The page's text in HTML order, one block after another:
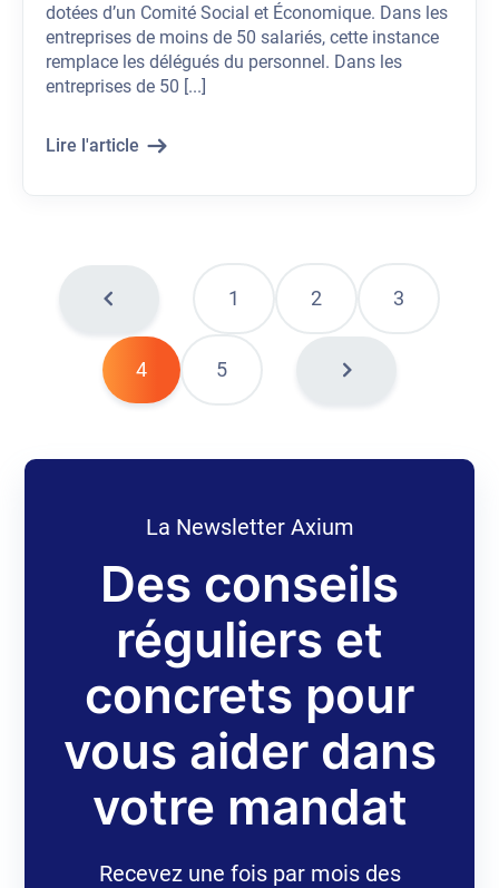
dotées d’un Comité Social et Économique. Dans les
entreprises de moins de 50 salariés, cette instance
remplace les délégués du personnel. Dans les
entreprises de 50 [...]
Lire l'article
Page précédent
1 2 3
4 5 Page suivante
La Newsletter Axium
Des conseils
réguliers et
concrets pour
vous aider dans
votre mandat
Recevez une fois par mois des